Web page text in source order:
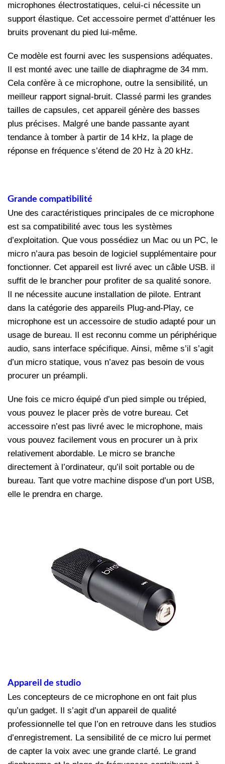
microphones électrostatiques, celui-ci nécessite un
support élastique. Cet accessoire permet d’atténuer les
bruits provenant du pied lui-même.
Ce modèle est fourni avec les suspensions adéquates.
Il est monté avec une taille de diaphragme de 34 mm.
Cela confère à ce microphone, outre la sensibilité, un
meilleur rapport signal-bruit. Classé parmi les grandes
tailles de capsules, cet appareil génère des basses
plus précises. Malgré une bande passante ayant
tendance à tomber à partir de 14 kHz, la plage de
réponse en fréquence s’étend de 20 Hz à 20 kHz.
Grande compatibilité
Une des caractéristiques principales de ce microphone
est sa compatibilité avec tous les systèmes
d’exploitation. Que vous possédiez un Mac ou un PC, le
micro n’aura pas besoin de logiciel supplémentaire pour
fonctionner. Cet appareil est livré avec un câble USB. il
suffit de le brancher pour profiter de sa qualité sonore.
Il ne nécessite aucune installation de pilote. Entrant
dans la catégorie des appareils Plug-and-Play, ce
microphone est un accessoire de studio adapté pour un
usage de bureau. Il est reconnu comme un périphérique
audio, sans interface spécifique. Ainsi, même s’il s’agit
d’un micro statique, vous n’avez pas besoin de vous
procurer un préampli.
Une fois ce micro équipé d’un pied simple ou trépied,
vous pouvez le placer près de votre bureau. Cet
accessoire n’est pas livré avec le microphone, mais
vous pouvez facilement vous en procurer un à prix
relativement abordable. Le micro se branche
directement à l’ordinateur, qu’il soit portable ou de
bureau. Tant que votre machine dispose d’un port USB,
elle le prendra en charge.
Appareil de studio
Les concepteurs de ce microphone en ont fait plus
qu’un gadget. Il s’agit d’un appareil de qualité
professionnelle tel que l’on en retrouve dans les studios
d’enregistrement. La sensibilité de ce micro lui permet
de capter la voix avec une grande clarté. Le grand